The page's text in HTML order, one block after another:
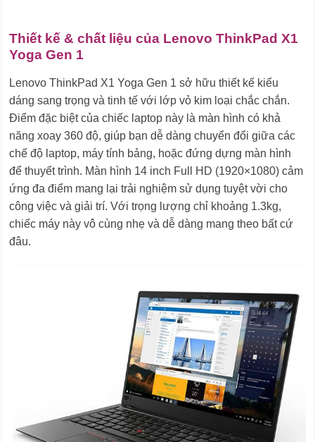
Thiết kế & chất liệu của Lenovo ThinkPad X1
Yoga Gen 1
Lenovo ThinkPad X1 Yoga Gen 1 sở hữu thiết kế kiểu
dáng sang trọng và tinh tế với lớp vỏ kim loại chắc chắn.
Điểm đặc biệt của chiếc laptop này là màn hình có khả
năng xoay 360 độ, giúp bạn dễ dàng chuyển đổi giữa các
chế độ laptop, máy tính bảng, hoặc đứng dựng màn hình
để thuyết trình. Màn hình 14 inch Full HD (1920×1080) cảm
ứng đa điểm mang lại trải nghiệm sử dụng tuyệt vời cho
công việc và giải trí. Với trọng lượng chỉ khoảng 1.3kg,
chiếc máy này vô cùng nhẹ và dễ dàng mang theo bất cứ
đâu.